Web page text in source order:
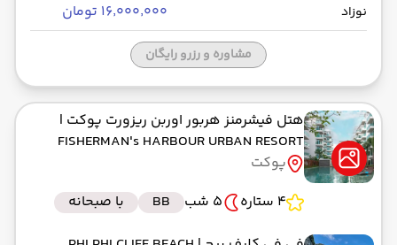
نوزاد ۱۶٬۰۰۰٬۰۰۰ تومان
مشاوره و رزرو رایگان
هتل فیشرمنز هربور اوربن ریزورت پوکت |
FISHERMAN's HARBOUR URBAN RESORT
پوکت
4 ستاره
5 شب BB
با صبحانه